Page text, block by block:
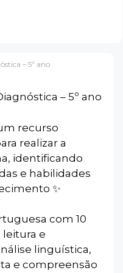
– 5º ano
– 5º ano
recurso
realizar a
identificando
e habilidades
✨️
com 10
e
linguística,
e compreensão